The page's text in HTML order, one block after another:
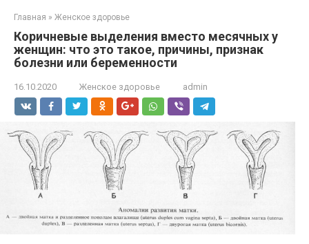
Главная » Женское здоровье
Коричневые выделения вместо месячных у
женщин: что это такое, причины, признак
болезни или беременности
16.10.2020 Женское здоровье admin